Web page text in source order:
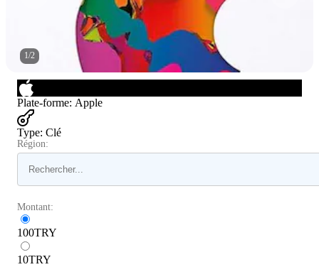
1/2
Plate-forme: Apple
Type: Clé
Région:
Montant:
100TRY
10TRY